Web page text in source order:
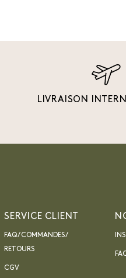
LIVRAISON
SERVICE CLIENT
FAQ / COMMANDES /
RETOURS
CGV